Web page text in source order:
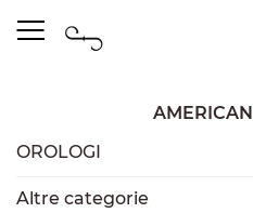
OROLOGI
Altre categorie